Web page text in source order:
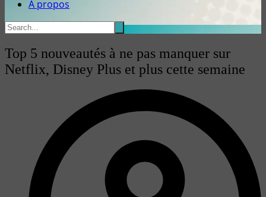
À propos
Top 5 nouveautés à ne pas manquer sur
Netflix, Disney Plus et plus cette semaine